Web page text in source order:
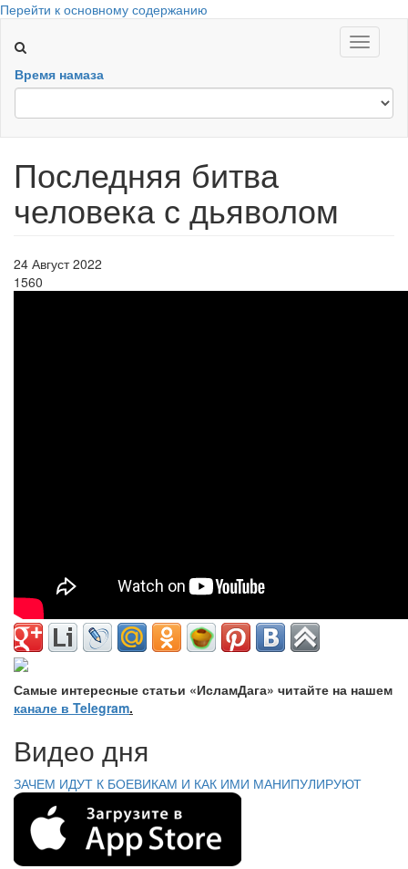
Перейти к основному содержанию
Toggle
Время намаза
Последняя битва
человека с дьяволом
24 Август 2022
1560
Самые интересные статьи «ИсламДага» читайте на нашем
канале в Telegram.
Видео дня
ЗАЧЕМ ИДУТ К БОЕВИКАМ И КАК ИМИ МАНИПУЛИРУЮТ